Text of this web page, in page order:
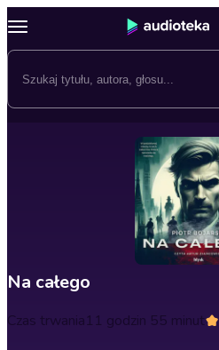
Na całego
Czas trwania11 godzin 55 minut